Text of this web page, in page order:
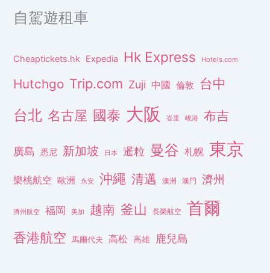
自駕遊租車
Cheaptickets.hk Expedia Hk Express Hotels.com
Hutchgo Trip.com Zuji 中國 倫敦 台中
台北 名古屋 國泰 大阪 峇里 峴港 布吉
廣島 悉尼 新加坡 日本 暹粒 曼谷 札幌 東京
樂桃航空 歐洲 永安 沖繩 清邁 澳洲 澳門 濟州
濟州航空 福岡 美加 越南 釜山 長榮航空 首爾
香港航空 馬爾代夫 高松 高雄 鹿兒島